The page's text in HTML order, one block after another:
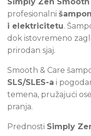
profesionalni
i elektricitetu.
dok istovremeno
prirodan sjaj.
Smooth & Care
SLS/SLES-a i
temena, pružajući
pranja.
Prednosti Simply